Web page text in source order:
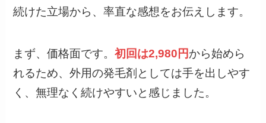
続けた立場から、率直な感想をお伝えします。
まず、価格面です。初回は2,980円から始めら
れるため、外用の発毛剤としては手を出しやす
く、無理なく続けやすいと感じました。